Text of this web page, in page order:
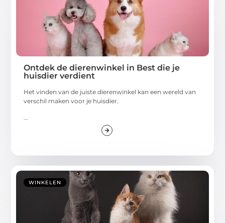
Ontdek de dierenwinkel in Best die je
huisdier verdient
Het vinden van de juiste dierenwinkel kan een wereld van
verschil maken voor je huisdier.
WINKELEN